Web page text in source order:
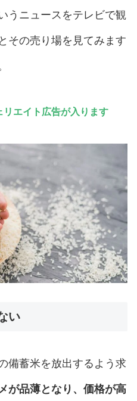
うニュースをテレビで観
その売り場を見てみます
リエイト広告が入ります
い
備蓄米を放出するよう求
が品薄となり、価格が高